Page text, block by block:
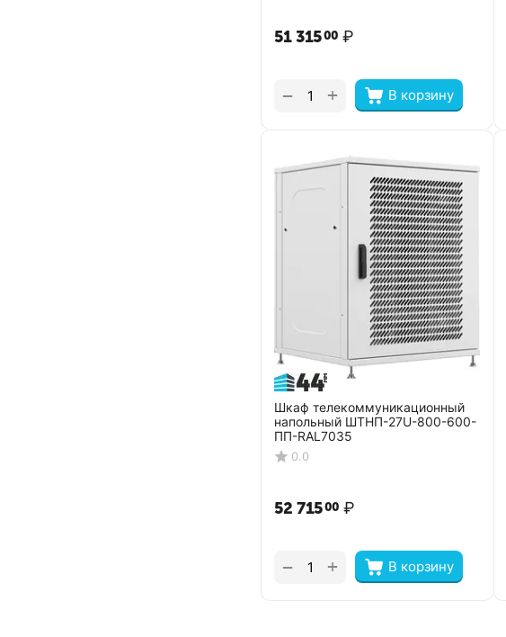
51 31500 ₽
В корзину
+
−
Шкаф телекоммуникационный
напольный ШТНП-27U-800-600-
ПП-RAL7035
0.0
52 71500 ₽
В корзину
+
−